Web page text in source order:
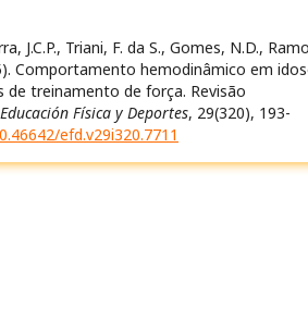
J.C.P., Triani, F. da S., Gomes, N.D.,
Comportamento hemodinâmico em
de treinamento de força. Revisão
Física y Deportes, 29(320), 193-
efd.v29i320.7711